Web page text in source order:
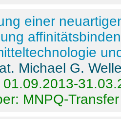
einer
Michael G.
01.09.2013-
MNPQ-Transfer